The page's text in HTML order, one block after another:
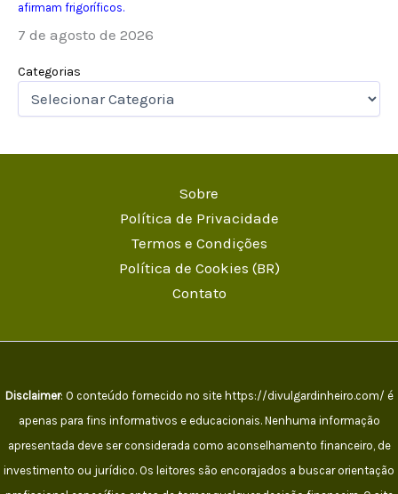
afirmam frigoríficos.
7 de agosto de 2026
Categorias
Sobre
Política de Privacidade
Termos e Condições
Política de Cookies (BR)
Contato
Disclaimer: O conteúdo fornecido no site https://divulgardinheiro.com/ é
apenas para fins informativos e educacionais. Nenhuma informação
apresentada deve ser considerada como aconselhamento financeiro, de
investimento ou jurídico. Os leitores são encorajados a buscar orientação